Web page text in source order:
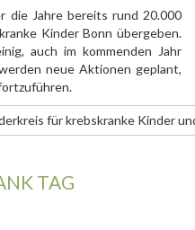
die Jahre bereits rund 20.000
Kinder Bonn übergeben.
auch im kommenden Jahr
neue Aktionen geplant,
für krebskranke Kinder
TAG